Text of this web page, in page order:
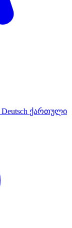
Deutsch ქართული